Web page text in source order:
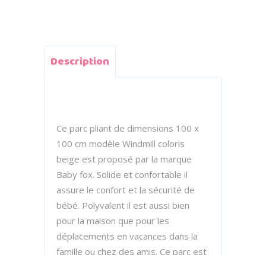
Description
Ce parc pliant de dimensions 100 x
100 cm modèle Windmill coloris
beige est proposé par la marque
Baby fox. Solide et confortable il
assure le confort et la sécurité de
bébé. Polyvalent il est aussi bien
pour la maison que pour les
déplacements en vacances dans la
famille ou chez des amis. Ce parc est